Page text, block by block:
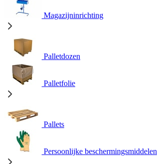
Magazijninrichting
Palletdozen
Palletfolie
Pallets
Persoonlijke beschermingsmiddelen